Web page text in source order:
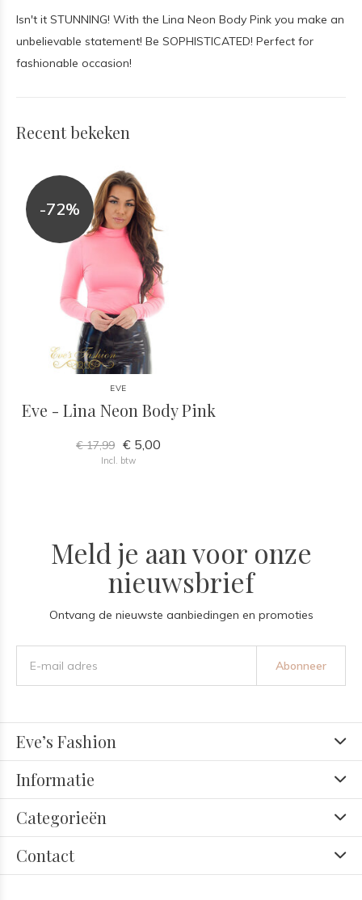
Isn't it STUNNING! With the Lina Neon Body Pink you make an
unbelievable statement! Be SOPHISTICATED! Perfect for
fashionable occasion!
Recent bekeken
-72%
EVE
Eve - Lina Neon Body Pink
€ 17,99 € 5,00
Incl. btw
Meld je aan voor onze
nieuwsbrief
Ontvang de nieuwste aanbiedingen en promoties
Abonneer
Eve’s Fashion
Informatie
Categorieën
Contact